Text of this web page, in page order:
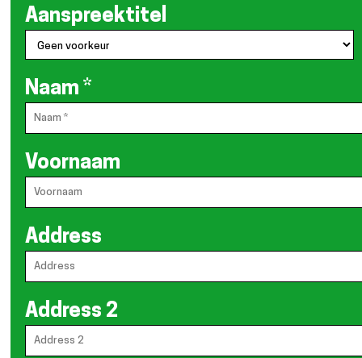
Aanspreektitel
Naam *
Voornaam
Address
Address 2